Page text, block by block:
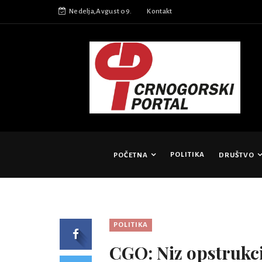
Nedelja,Avgust 09. Kontakt
POČETNA POLITIKA DRUŠTVO
POLITIKA
CGO: Niz